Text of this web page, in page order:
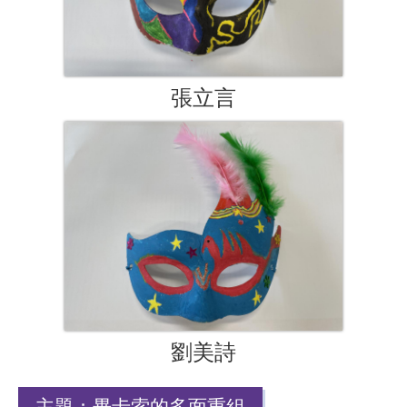
張立言
劉美詩